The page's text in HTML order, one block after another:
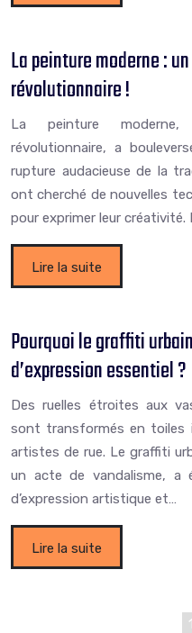
La peinture moderne :
révolutionnaire !
La peinture
révolutionnaire, a
rupture audacieuse de la
ont cherché de nouvelles
pour exprimer leur créativité.
Lire la suite
Pourquoi le graffiti
d’expression essentiel ?
Des ruelles étroites aux
sont transformés en toiles
artistes de rue. Le graffiti
un acte de vandalisme, a
d’expression artistique et…
Lire la suite
1